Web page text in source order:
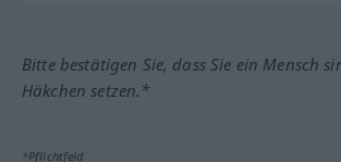
Bitte bestätigen Sie, dass Sie ein Mensch
Häkchen setzen.*
*Pflichtfeld